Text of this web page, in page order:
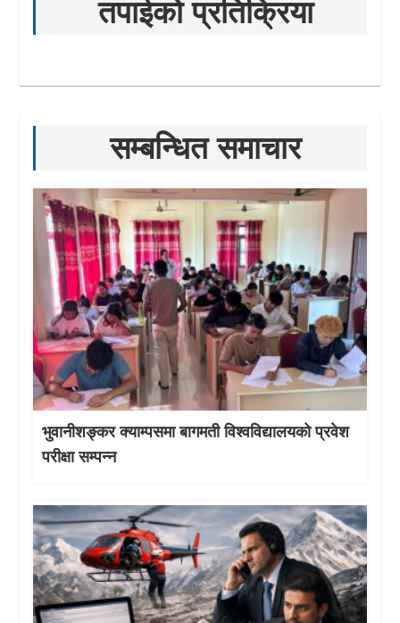
तपाईको प्रतिक्रिया
सम्बन्धित समाचार
भुवानीशङ्कर क्याम्पसमा बागमती विश्वविद्यालयको प्रवेश
परीक्षा सम्पन्न